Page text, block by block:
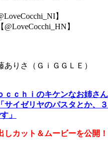
】
】
りさ（ＧｉＧＧＬＥ）
ｃｈｉのキケンなお姉さん
サイゼリヤのパスタとか、３
」
カット＆ムービーを公開！